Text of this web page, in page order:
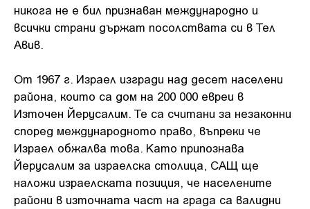
никога не е бил признаван международно и
всички страни държат посолствата си в Тел
Авив.
От 1967 г. Израел изгради над десет населени
района, които са дом на 200 000 евреи в
Източен Йерусалим. Те са считани за незаконни
според международното право, въпреки че
Израел обжалва това. Като припознава
Йерусалим за израелска столица, САЩ ще
наложи израелската позиция, че населените
райони в източната част на града са валидни